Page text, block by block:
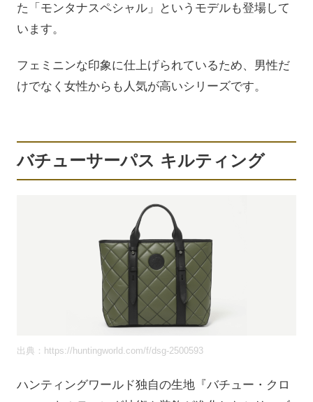
た「モンタナスペシャル」というモデルも登場して
います。
フェミニンな印象に仕上げられているため、男性だ
けでなく女性からも人気が高いシリーズです。
バチューサーパス キルティング
出典：https://huntingworld.com/f/dsg-2500593
ハンティングワールド独自の生地『バチュー・クロ